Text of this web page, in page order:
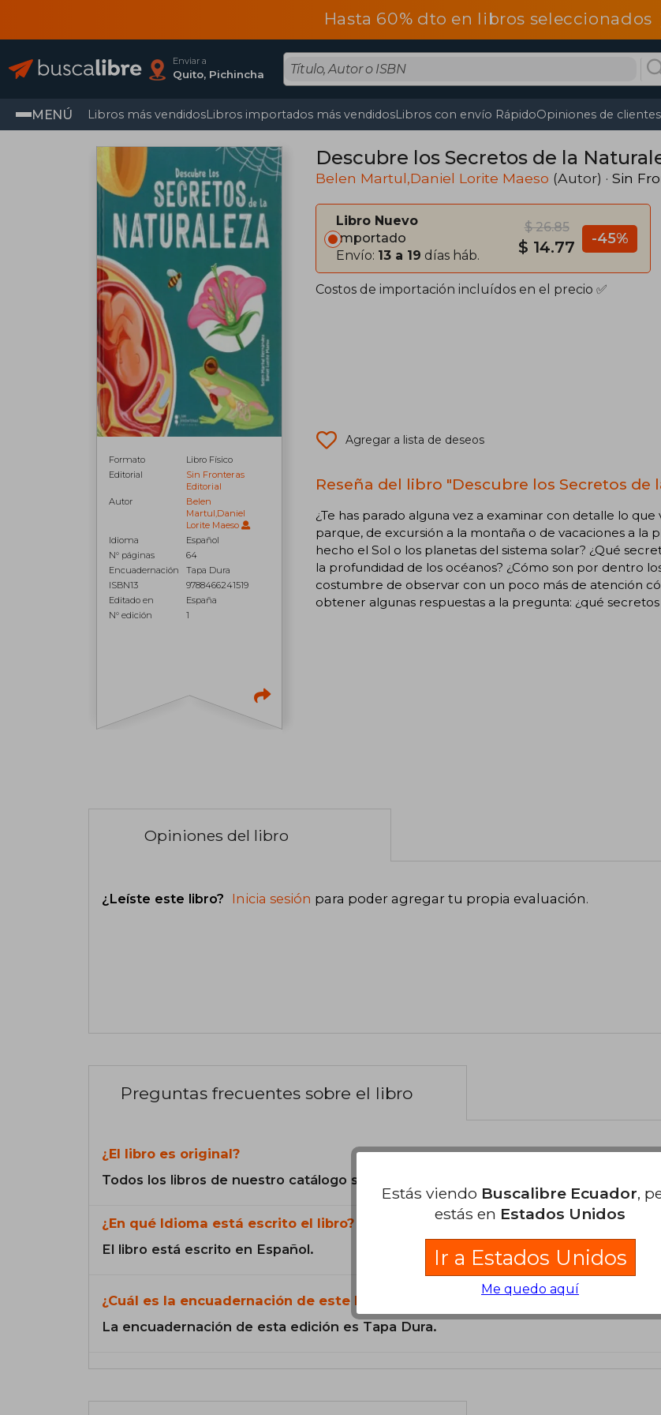
Hasta 60% dto en libros seleccionados
Enviar a
Quito, Pichincha
MENÚ Libros más vendidosLibros importados más vendidosLibros con envío RápidoOpiniones de clientes
Formato
Libro Físico
Editorial
Sin Fronteras
Editorial
Autor
Belen
Martul,Daniel
Lorite Maeso
Idioma
Español
N° páginas
64
Encuadernación
Tapa Dura
ISBN13
9788466241519
Editado en
España
N° edición
1
Descubre los Secretos de la
Belen Martul,Daniel Lorite Maeso (Autor) · Sin
Libro Nuevo
Importado
Envío: 13 a 19 días háb.
$ 26.85
$ 14.77 -45%
Costos de importación incluídos en el precio ✅
Agregar a lista de deseos
Reseña del libro "Descubre los Secretos de
¿Te has parado alguna vez a examinar con detalle lo
parque, de excursión a la montaña o de vacaciones a la
hecho el Sol o los planetas del sistema solar? ¿Qué
la profundidad de los océanos? ¿Cómo son por dentro
costumbre de observar con un poco más de atención
obtener algunas respuestas a la pregunta: ¿qué
Opiniones del libro
¿Leíste este libro? Inicia sesión para poder agregar tu propia evaluación.
Preguntas frecuentes sobre el libro
¿El libro es original?
Todos los libros de nuestro catálogo son Originales.
¿En qué Idioma está escrito el libro?
El libro está escrito en Español.
¿Cuál es la encuadernación de este libro?
La encuadernación de esta edición es Tapa Dura.
Estás viendo Buscalibre Ecuador,
estás en Estados Unidos
Ir a Estados Unidos
Me quedo aquí